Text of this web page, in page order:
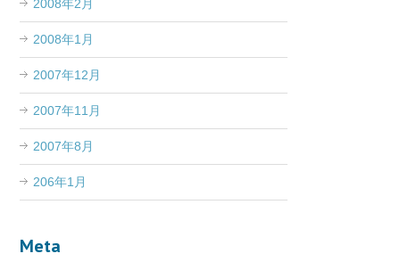
2008年2月
2008年1月
2007年12月
2007年11月
2007年8月
206年1月
Meta